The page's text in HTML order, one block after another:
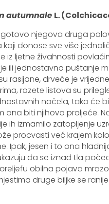
autumnale L.
njegova druga
donose sve više
iz ljetne živahnosti
ili jednostavno puštanje
rasijane, drveće je
rozete listova su
načela, tako će
biti njihovo proljeće.
ih izmamilo zatopljenje
procvasti već krajem
Ipak, jesen i to ona
da se iznad tla
obilna pojava
druge biljke se